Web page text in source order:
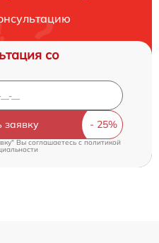
со
заявку
Вы соглашаетесь cполитикой